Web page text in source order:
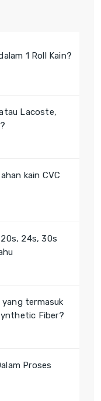
1 Roll Kain?
Lacoste,
kain CVC
24s, 30s
termasuk
Fiber?
Proses